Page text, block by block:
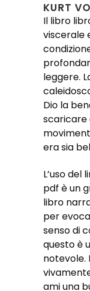
KURT
Il libro
viscerale
leggere.
Dio la
era sia
L’uso del
pdf è un
libro
per
senso di
questo è
notevole.
ami una